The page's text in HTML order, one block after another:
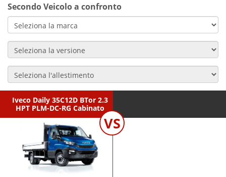
Secondo Veicolo a confronto
Iveco Daily 35C12D BTor 2.3
HPT PLM-DC-RG Cabinato
VS